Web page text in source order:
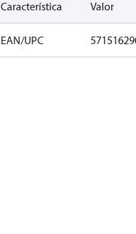
Característica Valor
EAN/UPC